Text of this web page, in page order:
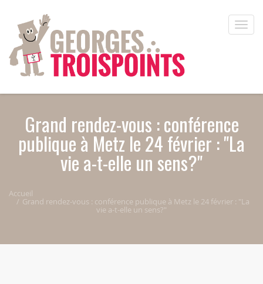
Toggle
Grand rendez-vous : conférence
publique à Metz le 24 février : "La
vie a-t-elle un sens?"
Accueil
Grand rendez-vous : conférence publique à Metz le 24 février : "La
vie a-t-elle un sens?"